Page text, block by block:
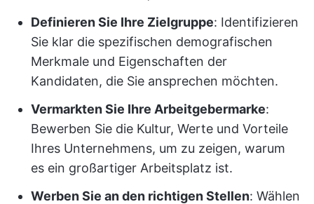
Definieren Sie Ihre Zielgruppe: Identifizieren
Sie klar die spezifischen demografischen
Merkmale und Eigenschaften der
Kandidaten, die Sie ansprechen möchten.
Vermarkten Sie Ihre Arbeitgebermarke:
Bewerben Sie die Kultur, Werte und Vorteile
Ihres Unternehmens, um zu zeigen, warum
es ein großartiger Arbeitsplatz ist.
Werben Sie an den richtigen Stellen: Wählen